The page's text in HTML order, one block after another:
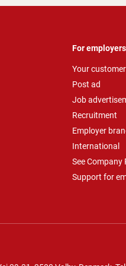
For employers
Your
Post ad
Job
Recruitment
Employer
International
See Company
Support for